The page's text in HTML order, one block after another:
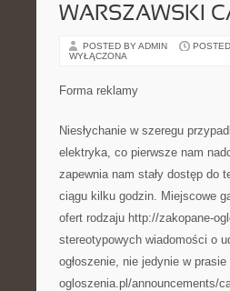
WARSZAWSKI
POSTED BY ADMIN
WYŁĄCZONA
Forma reklamy
Niesłychanie w szeregu
elektryka, co pierwsze nam
zapewnia nam stały dostęp do
ciągu kilku godzin. Miejscowe
ofert rodzaju http://zakopane-
stereotypowych wiadomości o
ogłoszenie, nie jedynie w
ogloszenia.pl/announcements/